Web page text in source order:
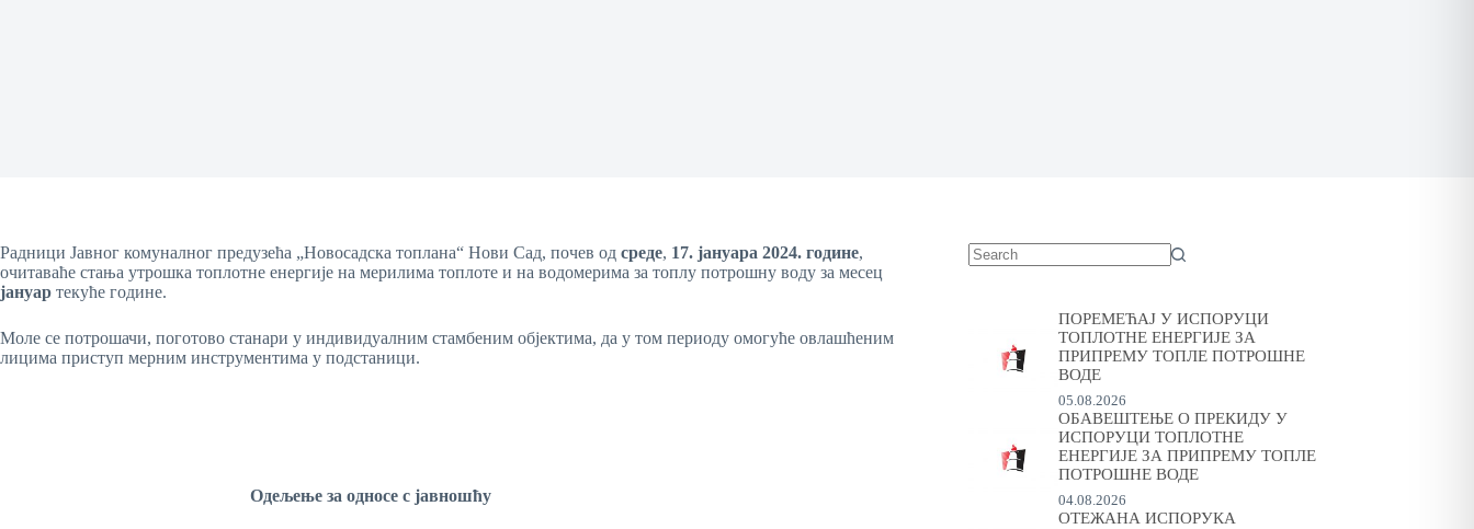
Радници Јавног комуналног предузећа „Новосадска топлана“ Нови Сад, почев од среде, 17. јануара 2024. године,
очитаваће стања утрошка топлотне енергије на мерилима топлоте и на водомерима за топлу потрошну воду за месец
јануар текуће године.
Моле се потрошачи, поготово станари у индивидуалним стамбеним објектима, да у том периоду омогуће овлашћеним
лицима приступ мерним инструментима у подстаници.
Одељење за односе с јавношћу
ПОРЕМЕЋАЈ У ИСПОРУЦИ
ТОПЛОТНЕ ЕНЕРГИЈЕ ЗА
ПРИПРЕМУ ТОПЛЕ ПОТРОШНЕ
ВОДЕ
05.08.2026
ОБАВЕШТЕЊЕ О ПРЕКИДУ У
ИСПОРУЦИ ТОПЛОТНЕ
ЕНЕРГИЈЕ ЗА ПРИПРЕМУ ТОПЛЕ
ПОТРОШНЕ ВОДЕ
04.08.2026
ОТЕЖАНА ИСПОРУКА